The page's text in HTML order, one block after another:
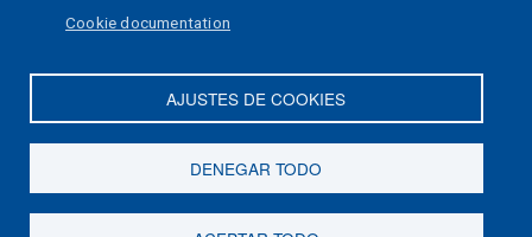
ContactoAviso legalPolitica de Privacidad
Cookie documentation
AJUSTES DE COOKIES
DENEGAR TODO